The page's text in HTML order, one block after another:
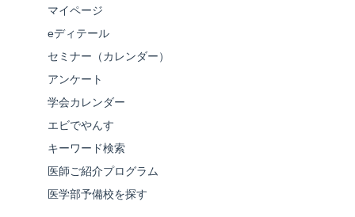
マイページ
eディテール
セミナー（カレンダー）
アンケート
学会カレンダー
エビでやんす
キーワード検索
医師ご紹介プログラム
医学部予備校を探す